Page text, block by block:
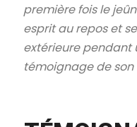
première fois le
esprit au repos et
extérieure pendant
témoignage de